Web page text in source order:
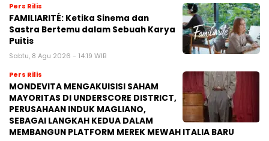
Pers Rilis
FAMILIARITÉ: Ketika Sinema dan
Sastra Bertemu dalam Sebuah Karya
Puitis
Sabtu, 8 Agu 2026 - 14:19 WIB
Pers Rilis
MONDEVITA MENGAKUISISI SAHAM
MAYORITAS DI UNDERSCORE DISTRICT,
PERUSAHAAN INDUK MAGLIANO,
SEBAGAI LANGKAH KEDUA DALAM
MEMBANGUN PLATFORM MEREK MEWAH ITALIA BARU